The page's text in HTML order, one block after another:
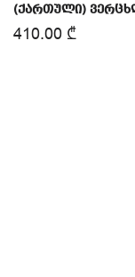
(ქართული)
410.00 ₾